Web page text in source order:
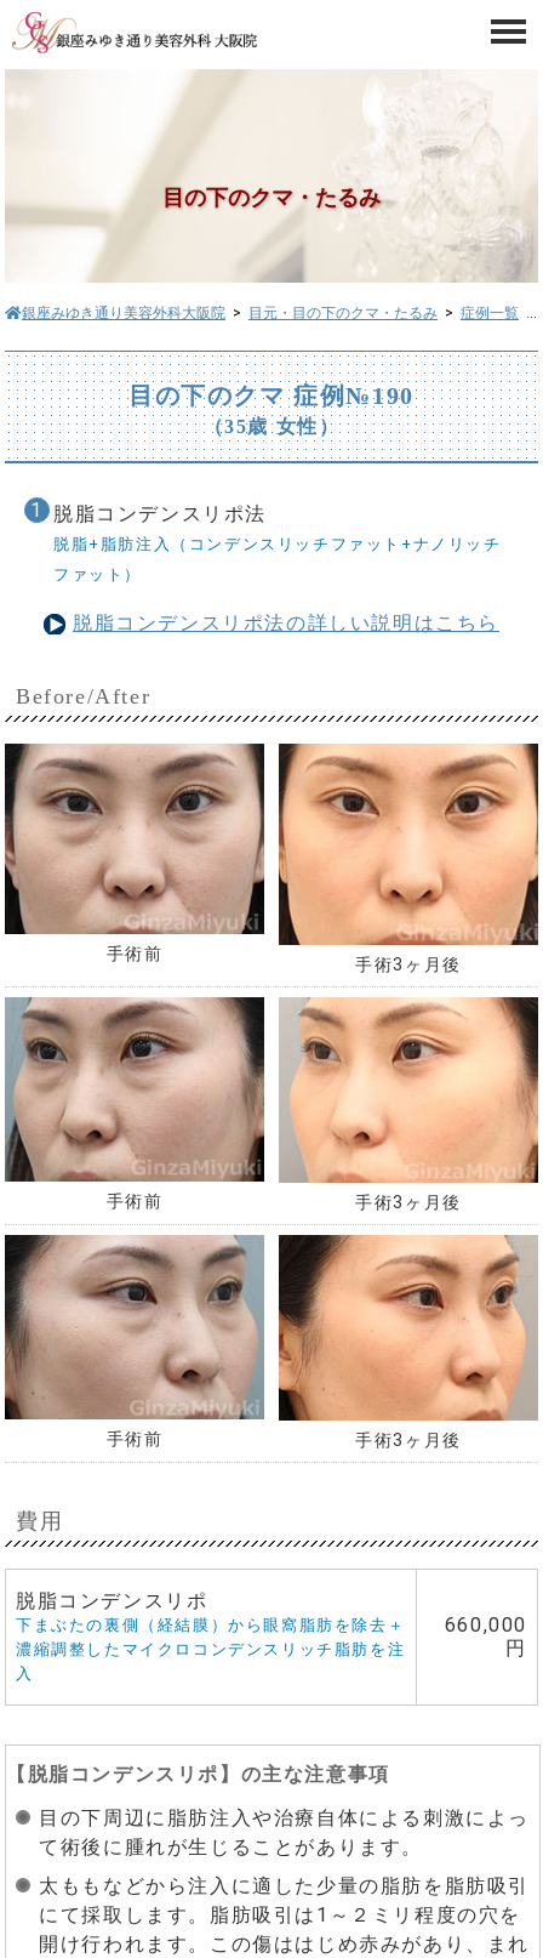
目の下のクマ・たるみ
銀座みゆき通り美容外科大阪院 > 目元・目の下のクマ・たるみ > 症例一覧
目の下のクマ 症例№190
（35歳 女性）
脱脂コンデンスリポ法
脱脂+脂肪注入（コンデンスリッチファット+ナノリッチ
ファット）
脱脂コンデンスリポ法の詳しい説明はこちら
Before/After
手術前
手術3ヶ月後
手術前 手術3ヶ月後
手術前 手術3ヶ月後
費用
脱脂コンデンスリポ
下まぶたの裏側（経結膜）から眼窩脂肪を除去＋
濃縮調整したマイクロコンデンスリッチ脂肪を注
入
660,000
円
【 脱脂コンデンスリポ 】の主な注意事項
目の下周辺に脂肪注入や治療自体による刺激によっ
て術後に腫れが生じることがあります。
太ももなどから注入に適した少量の脂肪を脂肪吸引
にて採取します。脂肪吸引は1～２ミリ程度の穴を
開け行われます。この傷ははじめ赤みがあり、まれ